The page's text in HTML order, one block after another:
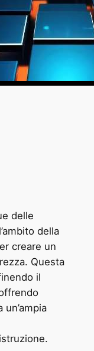
delle
della
creare un
Questa
il